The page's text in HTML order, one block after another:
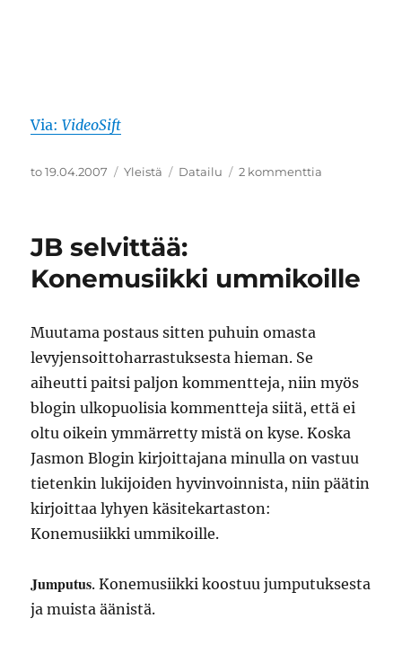
Via:VideoSift
Julkaistu
to 19.04.2007 Kategoriat
Yleistä Avainsanat
Datailu 2 kommenttia
Like
In
JB selvittää:
Konemusiikki ummikoille
Muutama postaus sitten puhuin omasta
levyjensoittoharrastuksesta hieman. Se
aiheutti paitsi paljon kommentteja, niin myös
blogin ulkopuolisia kommentteja siitä, että ei
oltu oikein ymmärretty mistä on kyse. Koska
Jasmon Blogin kirjoittajana minulla on vastuu
tietenkin lukijoiden hyvinvoinnista, niin päätin
kirjoittaa lyhyen käsitekartaston:
Konemusiikki ummikoille.
Jumputus. Konemusiikki koostuu jumputuksesta
ja muista äänistä.